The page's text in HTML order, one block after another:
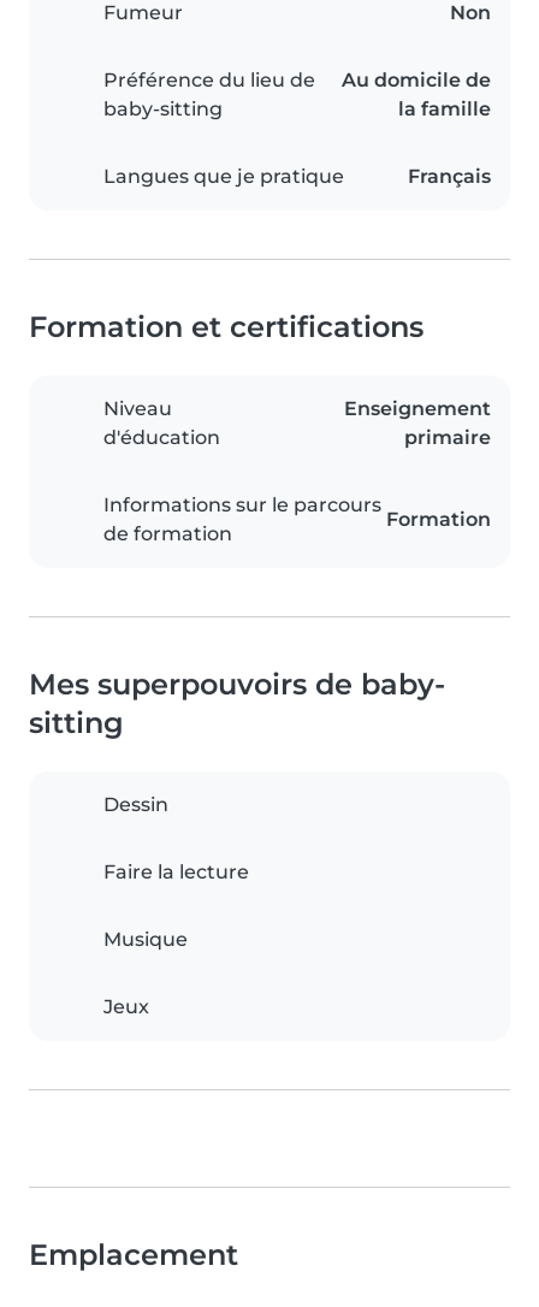
Fumeur Non
Préférence du lieu de
baby-sitting
Au domicile de
la famille
Langues que je pratique Français
Formation et certifications
Niveau
d'éducation
Enseignement
primaire
Informations sur le parcours
de formation
Formation
Mes superpouvoirs de baby-
sitting
Dessin
Faire la lecture
Musique
Jeux
Emplacement